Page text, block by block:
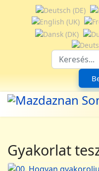
Válasszon nyelvet
Gyakorlat